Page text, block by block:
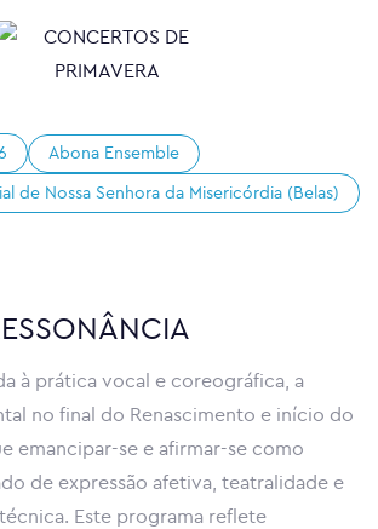
Abona Ensemble
de Nossa Senhora da Misericórdia (Belas)
à prática vocal e coreográfica, a
no final do Renascimento e início do
emancipar-se e afirmar-se como
de expressão afetiva, teatralidade e
Este programa reflete